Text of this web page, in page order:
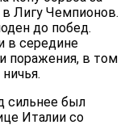
Лигу Чемпионов.
до побед.
в середине
поражения, в том
сильнее был
Италии со